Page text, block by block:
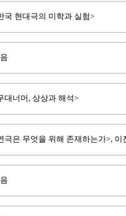
국 현대극의 미학과 실험>
대너머, 상상과 해석>
극은 무엇을 위해 존재하는가>, 이